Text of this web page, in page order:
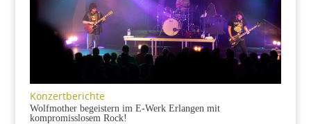
Konzertberichte
Wolfmother begeistern im E-Werk Erlangen mit
kompromisslosem Rock!